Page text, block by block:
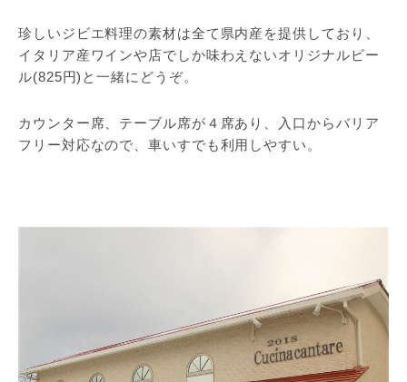
珍しいジビエ料理の素材は全て県内産を提供しており、
イタリア産ワインや店でしか味わえないオリジナルビー
ル(825円)と一緒にどうぞ。
カウンター席、テーブル席が４席あり、入口からバリア
フリー対応なので、車いすでも利用しやすい。